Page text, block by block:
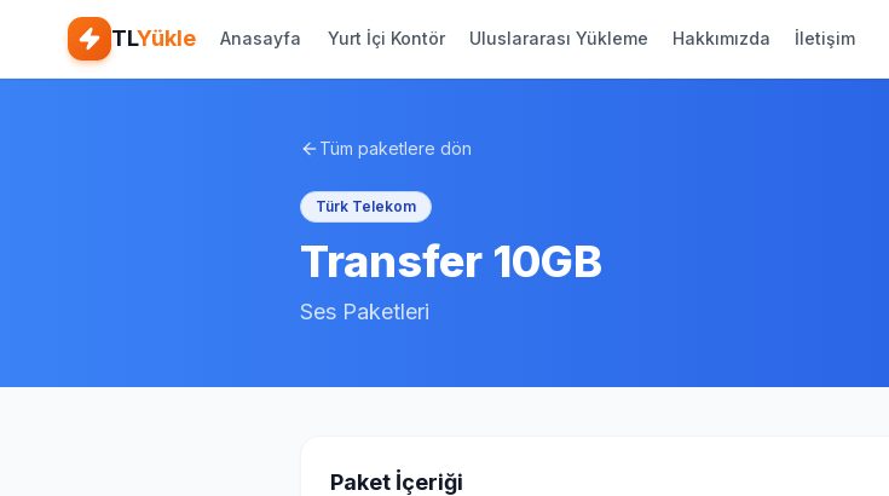
TLYükle Anasayfa Yurt İçi Kontör Uluslararası Yükleme Hakkımızda İletişim
Tüm paketlere dön
Türk Telekom
Transfer 10GB
Ses Paketleri
Paket İçeriği